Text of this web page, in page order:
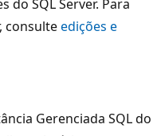
SQL Server. Para
consulteedições e
Gerenciada SQL do